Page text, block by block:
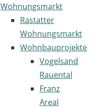
Wohnungsmarkt
Rastatter
Wohnungsmarkt
Wohnbauprojekte
Vogelsand
Rauental
Franz
Areal